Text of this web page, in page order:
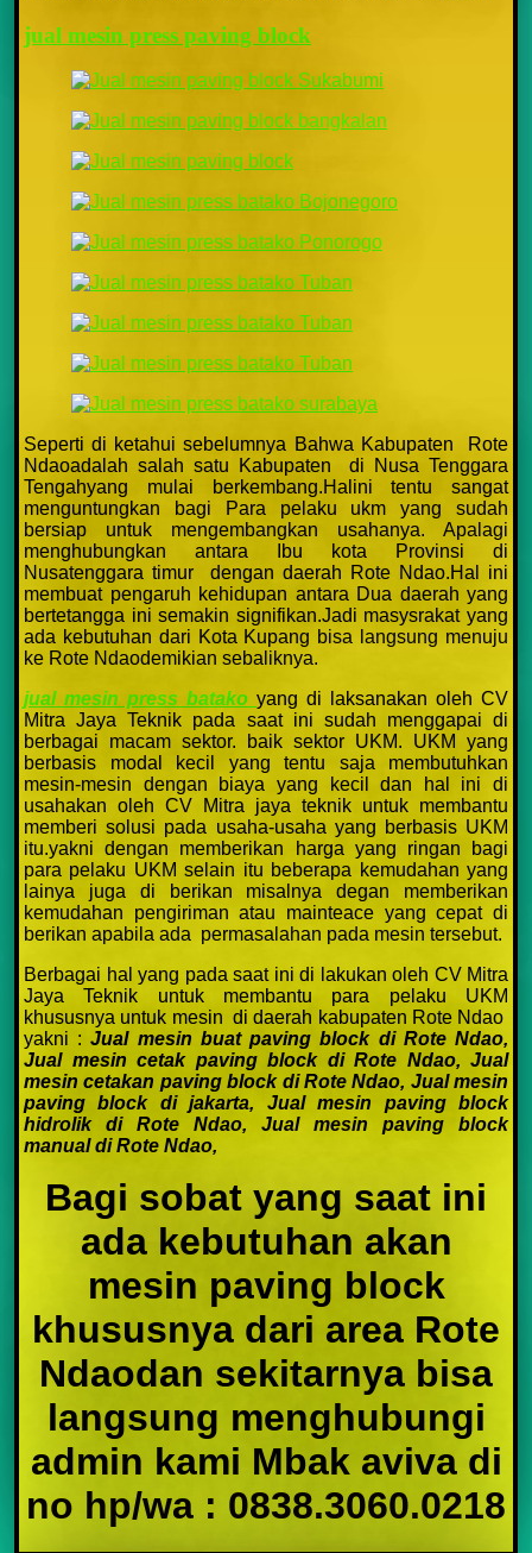
jual mesin press paving block
Seperti di ketahui sebelumnya Bahwa Kabupaten Rote
Ndaoadalah salah satu Kabupaten di Nusa Tenggara
Tengahyang mulai berkembang.Halini tentu sangat
menguntungkan bagi Para pelaku ukm yang sudah
bersiap untuk mengembangkan usahanya. Apalagi
menghubungkan antara Ibu kota Provinsi di
Nusatenggara timur dengan daerah Rote Ndao.Hal ini
membuat pengaruh kehidupan antara Dua daerah yang
bertetangga ini semakin signifikan.Jadi masysrakat yang
ada kebutuhan dari Kota Kupang bisa langsung menuju
ke Rote Ndaodemikian sebaliknya.
jual mesin press batako yang di laksanakan oleh CV
Mitra Jaya Teknik pada saat ini sudah menggapai di
berbagai macam sektor. baik sektor UKM. UKM yang
berbasis modal kecil yang tentu saja membutuhkan
mesin-mesin dengan biaya yang kecil dan hal ini di
usahakan oleh CV Mitra jaya teknik untuk membantu
memberi solusi pada usaha-usaha yang berbasis UKM
itu.yakni dengan memberikan harga yang ringan bagi
para pelaku UKM selain itu beberapa kemudahan yang
lainya juga di berikan misalnya degan memberikan
kemudahan pengiriman atau mainteace yang cepat di
berikan apabila ada permasalahan pada mesin tersebut.
Berbagai hal yang pada saat ini di lakukan oleh CV Mitra
Jaya Teknik untuk membantu para pelaku UKM
khususnya untuk mesin di daerah kabupaten Rote Ndao
yakni : Jual mesin buat paving block di Rote Ndao,
Jual mesin cetak paving block di Rote Ndao, Jual
mesin cetakan paving block di Rote Ndao, Jual mesin
paving block di jakarta, Jual mesin paving block
hidrolik di Rote Ndao, Jual mesin paving block
manual di Rote Ndao,
Bagi sobat yang saat ini
ada kebutuhan akan
mesin paving block
khususnya dari area Rote
Ndaodan sekitarnya bisa
langsung menghubungi
admin kami Mbak aviva di
no hp/wa : 0838.3060.0218